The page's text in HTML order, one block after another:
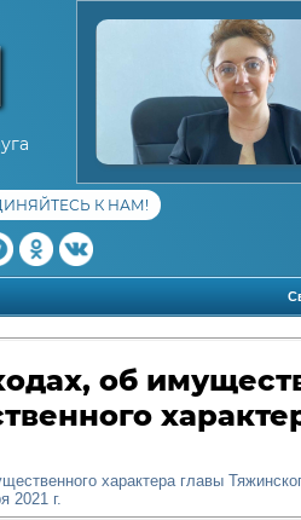
К НАМ!
об
характера главы
2021 г.